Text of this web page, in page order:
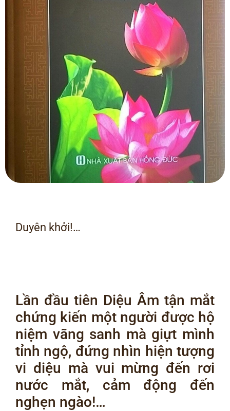
Duyên khởi!…
Lần đầu tiên Diệu Âm tận mắt
chứng kiến một người được hộ
niệm vãng sanh mà giựt mình
tỉnh ngộ, đứng nhìn hiện tượng
vi diệu mà vui mừng đến rơi
nước mắt, cảm động đến
nghẹn ngào!…